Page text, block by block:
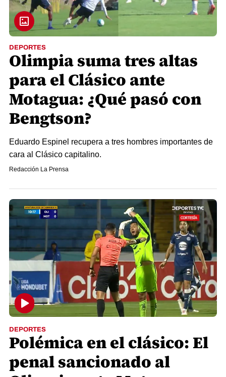
DEPORTES
Olimpia suma tres altas
para el Clásico ante
Motagua: ¿Qué pasó con
Bengtson?
Eduardo Espinel recupera a tres hombres importantes de
cara al Clásico capitalino.
Redacción La Prensa
DEPORTES
Polémica en el clásico: El
penal sancionado al